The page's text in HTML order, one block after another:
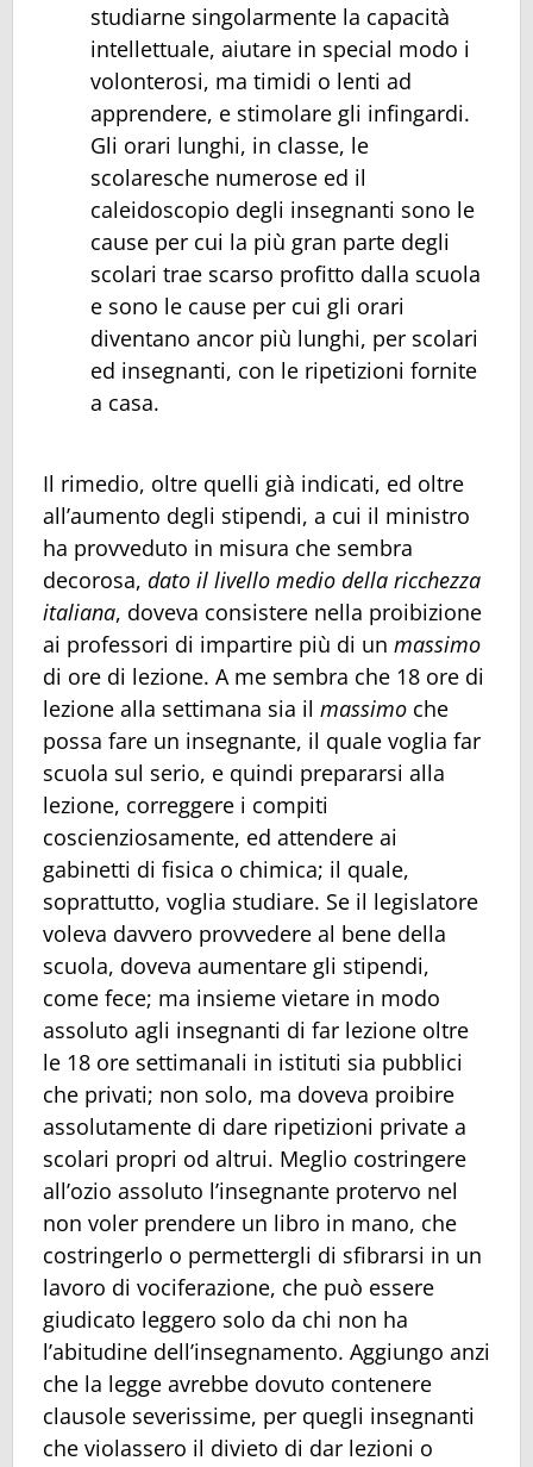
studiarne singolarmente la capacità
intellettuale, aiutare in special modo i
volonterosi, ma timidi o lenti ad
apprendere, e stimolare gli infingardi.
Gli orari lunghi, in classe, le
scolaresche numerose ed il
caleidoscopio degli insegnanti sono le
cause per cui la più gran parte degli
scolari trae scarso profitto dalla scuola
e sono le cause per cui gli orari
diventano ancor più lunghi, per scolari
ed insegnanti, con le ripetizioni fornite
a casa.
Il rimedio, oltre quelli già indicati, ed oltre
all’aumento degli stipendi, a cui il ministro
ha provveduto in misura che sembra
decorosa, dato il livello medio della ricchezza
italiana, doveva consistere nella proibizione
ai professori di impartire più di un massimo
di ore di lezione. A me sembra che 18 ore di
lezione alla settimana sia il massimo che
possa fare un insegnante, il quale voglia far
scuola sul serio, e quindi prepararsi alla
lezione, correggere i compiti
coscienziosamente, ed attendere ai
gabinetti di fisica o chimica; il quale,
soprattutto, voglia studiare. Se il legislatore
voleva davvero provvedere al bene della
scuola, doveva aumentare gli stipendi,
come fece; ma insieme vietare in modo
assoluto agli insegnanti di far lezione oltre
le 18 ore settimanali in istituti sia pubblici
che privati; non solo, ma doveva proibire
assolutamente di dare ripetizioni private a
scolari propri od altrui. Meglio costringere
all’ozio assoluto l’insegnante protervo nel
non voler prendere un libro in mano, che
costringerlo o permettergli di sfibrarsi in un
lavoro di vociferazione, che può essere
giudicato leggero solo da chi non ha
l’abitudine dell’insegnamento. Aggiungo anzi
che la legge avrebbe dovuto contenere
clausole severissime, per quegli insegnanti
che violassero il divieto di dar lezioni o